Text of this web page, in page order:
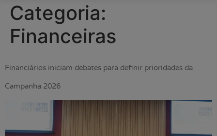
Categoria:
Financeiras
Financiários iniciam debates para definir prioridades da
Campanha 2026